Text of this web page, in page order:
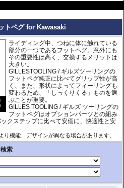
トペグ for Kawasaki
ライディング中、つねに体に触れている
部分の一つであるフットペグ。意外にも
その重要性は高く、交換するメリットは
大きい。
GILLESTOOLING / ギルズツーリングの
フットペグ純正に比べてグリップ性が高
く、また、形状によってフィーリングも
変わるため、「しっくりくる」ものを選
ぶことが重要。
GILLES TOOLING / ギルズ ツーリングの
フットペグはオプションパーツとの組み
クステップに比べて安価に、快適性と安
機能、デザインが異なる場合があります。